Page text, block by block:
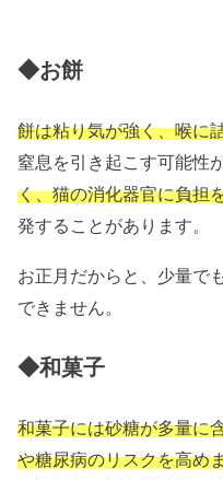
◆お餅
餅は粘り気が強く、喉に
窒息を引き起こす可能性
く、猫の消化器官に負担
発することがあります。
お正月だからと、少量で
できません。
◆和菓子
和菓子には砂糖が多量に
や糖尿病のリスクを高め